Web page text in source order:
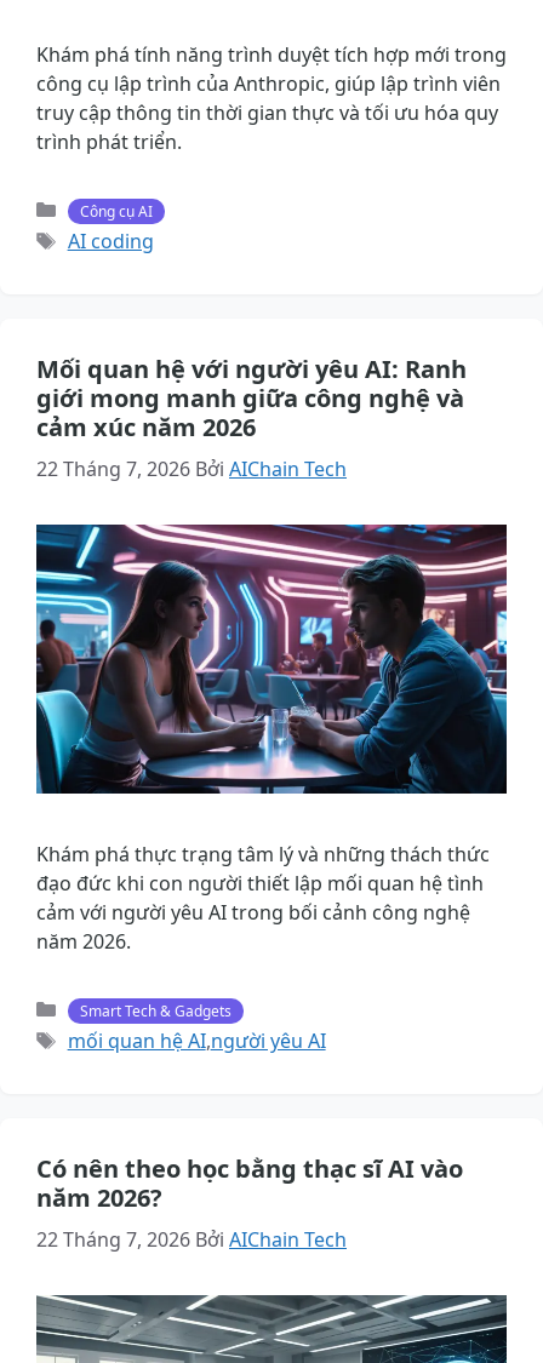
Khám phá tính năng trình duyệt tích hợp mới trong
công cụ lập trình của Anthropic, giúp lập trình viên
truy cập thông tin thời gian thực và tối ưu hóa quy
trình phát triển.
Danh
mục
Công cụ AI
Thẻ
AI coding
Mối quan hệ với người yêu AI: Ranh
giới mong manh giữa công nghệ và
cảm xúc năm 2026
22 Tháng 7, 2026 Bởi AIChain Tech
Khám phá thực trạng tâm lý và những thách thức
đạo đức khi con người thiết lập mối quan hệ tình
cảm với người yêu AI trong bối cảnh công nghệ
năm 2026.
Danh
mục
Smart Tech & Gadgets
Thẻ
mối quan hệ AI,người yêu AI
Có nên theo học bằng thạc sĩ AI vào
năm 2026?
22 Tháng 7, 2026 Bởi AIChain Tech